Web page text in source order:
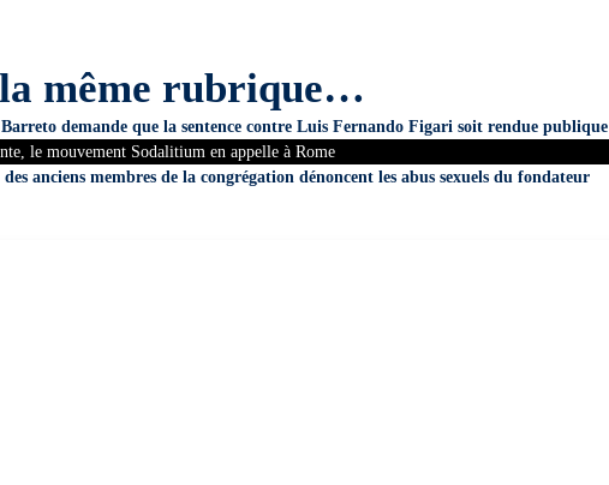
même rubrique…
demande que la sentence contre Luis Fernando Figari soit rendue publique
le mouvement Sodalitium en appelle à Rome
anciens membres de la congrégation dénoncent les abus sexuels du fondateur